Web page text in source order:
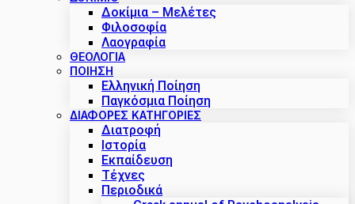
Δοκίμια – Μελέτες
Φιλοσοφία
Λαογραφία
ΘΕΟΛΟΓΙΑ
ΠΟΙΗΣΗ
Ελληνική Ποίηση
Παγκόσμια Ποίηση
ΔΙΑΦΟΡΕΣ ΚΑΤΗΓΟΡΙΕΣ
Διατροφή
Ιστορία
Εκπαίδευση
Τέχνες
Περιοδικά